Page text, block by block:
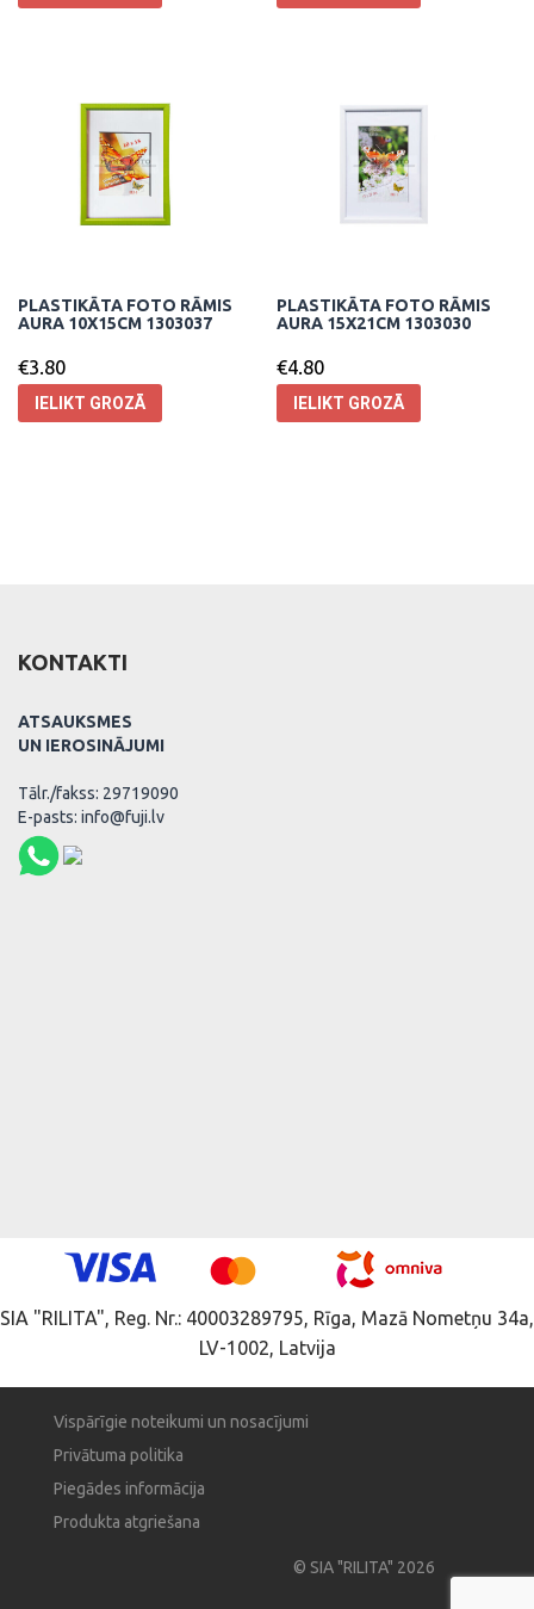
PLASTIKĀTA FOTO RĀMIS
AURA 10X15CM 1303037
€3.80
IELIKT GROZĀ
PLASTIKĀTA FOTO RĀMIS
AURA 15X21CM 1303030
€4.80
IELIKT GROZĀ
KONTAKTI
ATSAUKSMES
UN IEROSINĀJUMI
Tālr./fakss: 29719090
E-pasts: info@fuji.lv
SIA "RILITA", Reg. Nr.: 40003289795, Rīga, Mazā Nometņu 34a,
LV-1002, Latvija
Vispārīgie noteikumi un nosacījumi
Privātuma politika
Piegādes informācija
Produkta atgriešana
© SIA "RILITA" 2026